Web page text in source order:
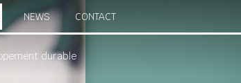
durable
NEWS CONTACT